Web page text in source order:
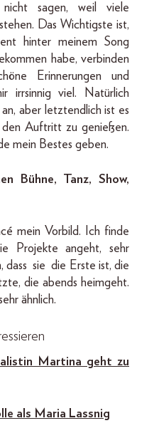
sagen, weil viele
Das Wichtigste ist,
hinter meinem Song
habe, verbinden
Erinnerungen und
irrsinnig viel. Natürlich
aber letztendlich ist es
Auftritt zu genießen.
mein Bestes geben.
Bühne, Tanz, Show,
mein Vorbild. Ich finde
Projekte angeht, sehr
dass sie die Erste ist, die
die abends heimgeht.
ähnlich.
Martina geht zu
als Maria Lassnig